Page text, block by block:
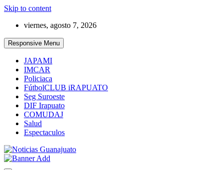
Skip to content
viernes, agosto 7, 2026
Responsive Menu
JAPAMI
IMCAR
Policiaca
FútbolCLUB iRAPUATO
Seg Suroeste
DIF Irapuato
COMUDAJ
Salud
Espectaculos